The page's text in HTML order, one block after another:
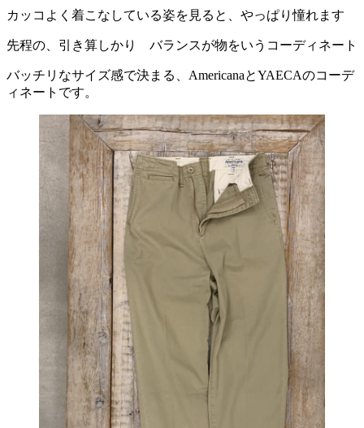
カッコよく着こなしている姿を見ると、やっぱり憧れます
先程の、引き算しかり バランスが物をいうコーディネート
バッチリなサイズ感で決まる、AmericanaとYAECAのコーデ
ィネートです。